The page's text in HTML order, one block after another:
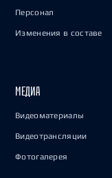
Персонал
Изменения в составе
МЕДИА
Видеоматериалы
Видеотрансляции
Фотогалерея